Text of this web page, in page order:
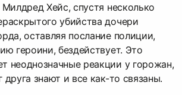
Милдред Хейс, спустя несколько
убийства дочери
оставляя послание полиции,
героини, бездействует. Это
неоднозначные реакции у горожан,
друга знают и все как-то связаны.